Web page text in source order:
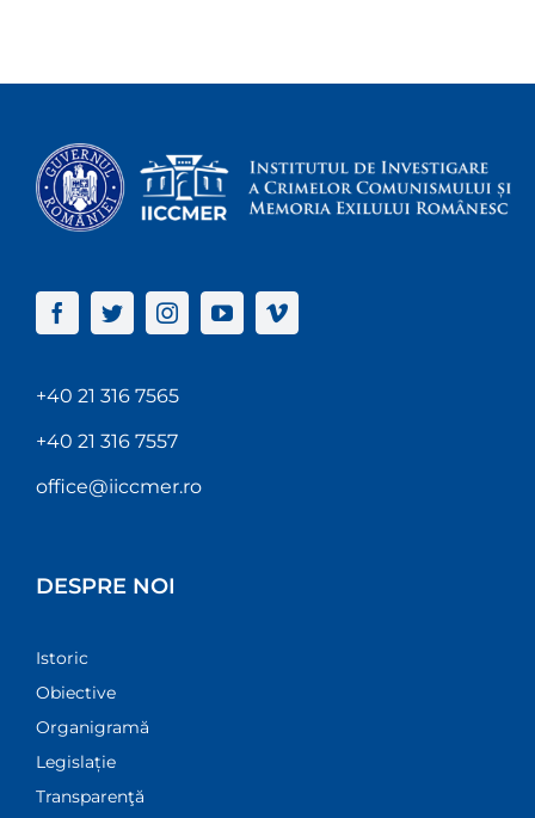
+40 21 316 7565
+40 21 316 7557
office@iiccmer.ro
DESPRE NOI
Istoric
Obiective
Organigramă
Legislație
Transparenţă